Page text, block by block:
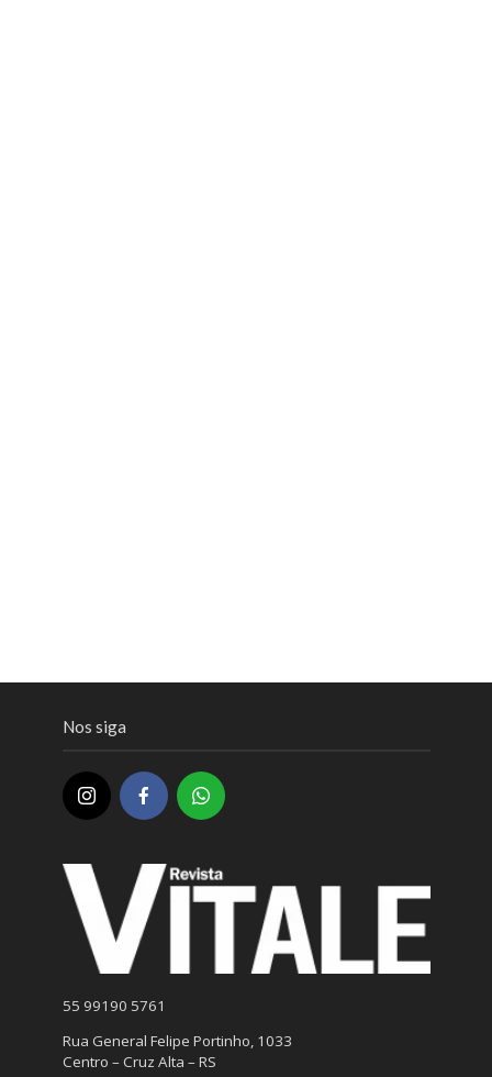
Nos siga
55 99190 5761
Rua General Felipe Portinho, 1033
Centro – Cruz Alta – RS